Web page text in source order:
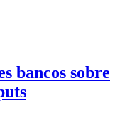
bancos sobre